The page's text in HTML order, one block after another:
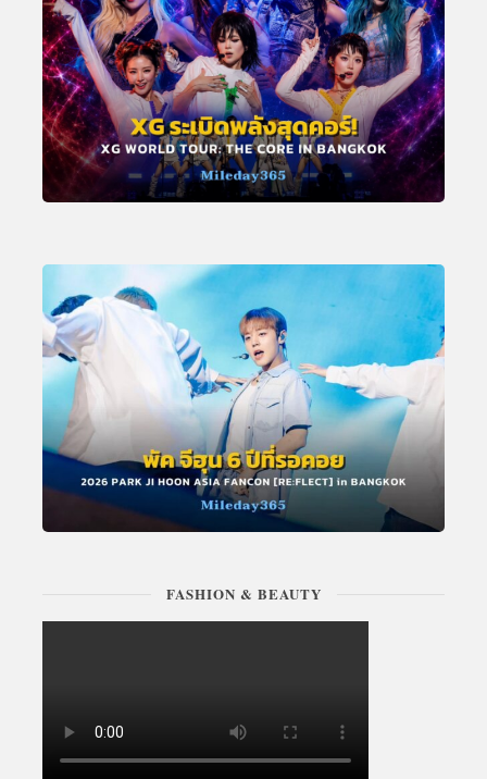
FASHION & BEAUTY